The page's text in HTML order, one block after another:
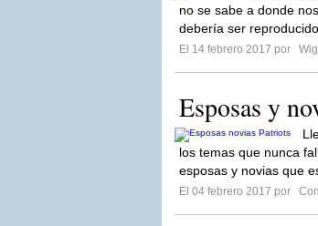
no se sabe a donde
debería ser
El 14 febrero 2017 por
Wig
Esposas y
los temas que nunca
esposas y novias que
El 04 febrero 2017 por